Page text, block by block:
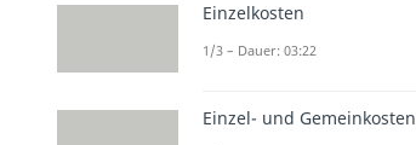
Einzelkosten
1/3 – Dauer: 03:22
Einzel- und Gemeinkosten